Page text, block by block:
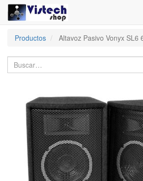
Productos
Altavoz Pasivo Vonyx SL6